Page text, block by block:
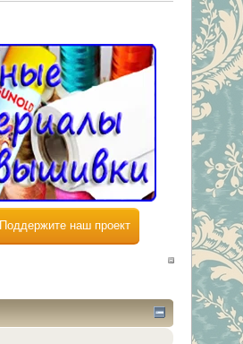
Поддержите наш проект